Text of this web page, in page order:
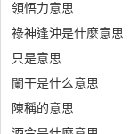
領悟力意思
祿神逢沖是什麼意思
只是意思
闌干是什么意思
陳稱的意思